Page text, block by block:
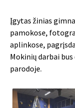
Įgytas žinias
pamokose,
aplinkose,
Mokinių darbai
parodoje.